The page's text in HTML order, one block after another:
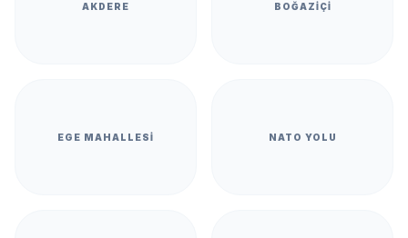
AKDERE BOĞAZIÇI
EGE MAHALLESI NATO YOLU